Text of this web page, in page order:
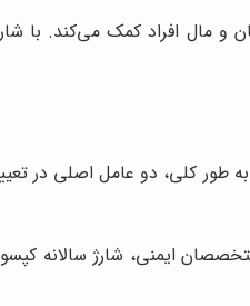
مال افراد کمک می‌کند. با
طور کلی، دو عامل اصلی در
ایمنی، شارژ سالانه